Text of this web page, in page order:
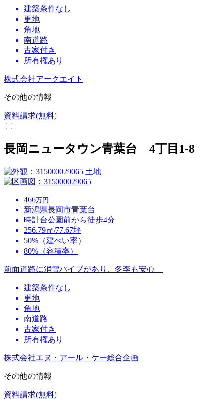
建築条件なし
更地
角地
南道路
古家付き
所有権あり
株式会社アークエイト
その他の情報
資料請求(無料)
長岡ニュータウン青葉台 4丁目1-8
土地
466万円
新潟県長岡市青葉台
時計台公園前から徒歩4分
256.79㎡/77.67坪
50%（建ぺい率）
80%（容積率）
前面道路に消雪パイプがあり、冬季も安心
建築条件なし
更地
角地
南道路
古家付き
所有権あり
株式会社エヌ・アール・ケー総合企画
その他の情報
資料請求(無料)